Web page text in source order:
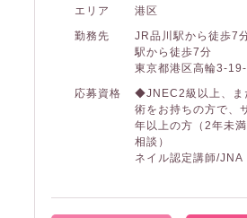
エリア
港区
勤務先
JR品川駅から徒歩7
駅から徒歩7分
東京都港区高輪3-
応募資格
◆JNEC2級以上、ま
術をお持ちの方で、
年以上の方（2年未
相談）
ネイル認定講師/JNA